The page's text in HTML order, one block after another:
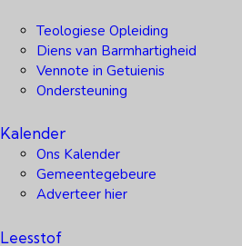
Teologiese Opleiding
Diens van Barmhartigheid
Vennote in Getuienis
Ondersteuning
Kalender
Ons Kalender
Gemeentegebeure
Adverteer hier
Leesstof